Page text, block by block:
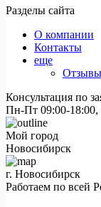
Разделы сайта
О компании
Контакты
еще
Отзывы
Консультация по
Пн-Пт 09:00-18:00,
Мой город
Новосибирск
г. Новосибирск
Работаем по всей